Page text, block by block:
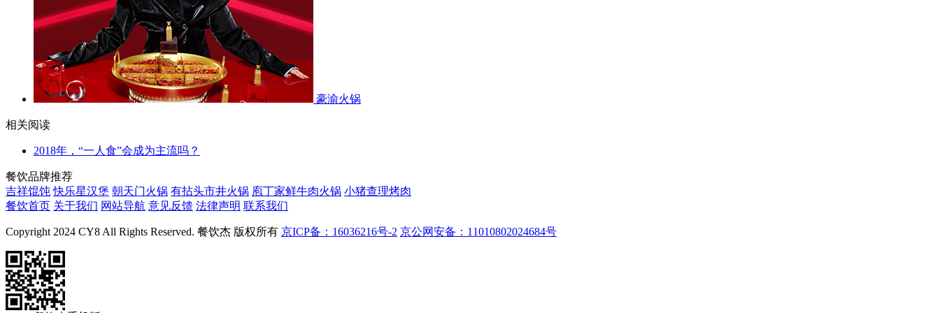
豪渝火锅
相关阅读
2018年，“一人食”会成为主流吗？
餐饮品牌推荐
吉祥馄饨 快乐星汉堡 朝天门火锅 有拈头市井火锅 庖丁家鲜牛肉火锅 小猪查理烤肉
餐饮首页 关于我们 网站导航 意见反馈 法律声明 联系我们
Copyright 2024 CY8 All Rights Reserved. 餐饮杰 版权所有 京ICP备：16036216号-2 京公网安备：11010802024684号